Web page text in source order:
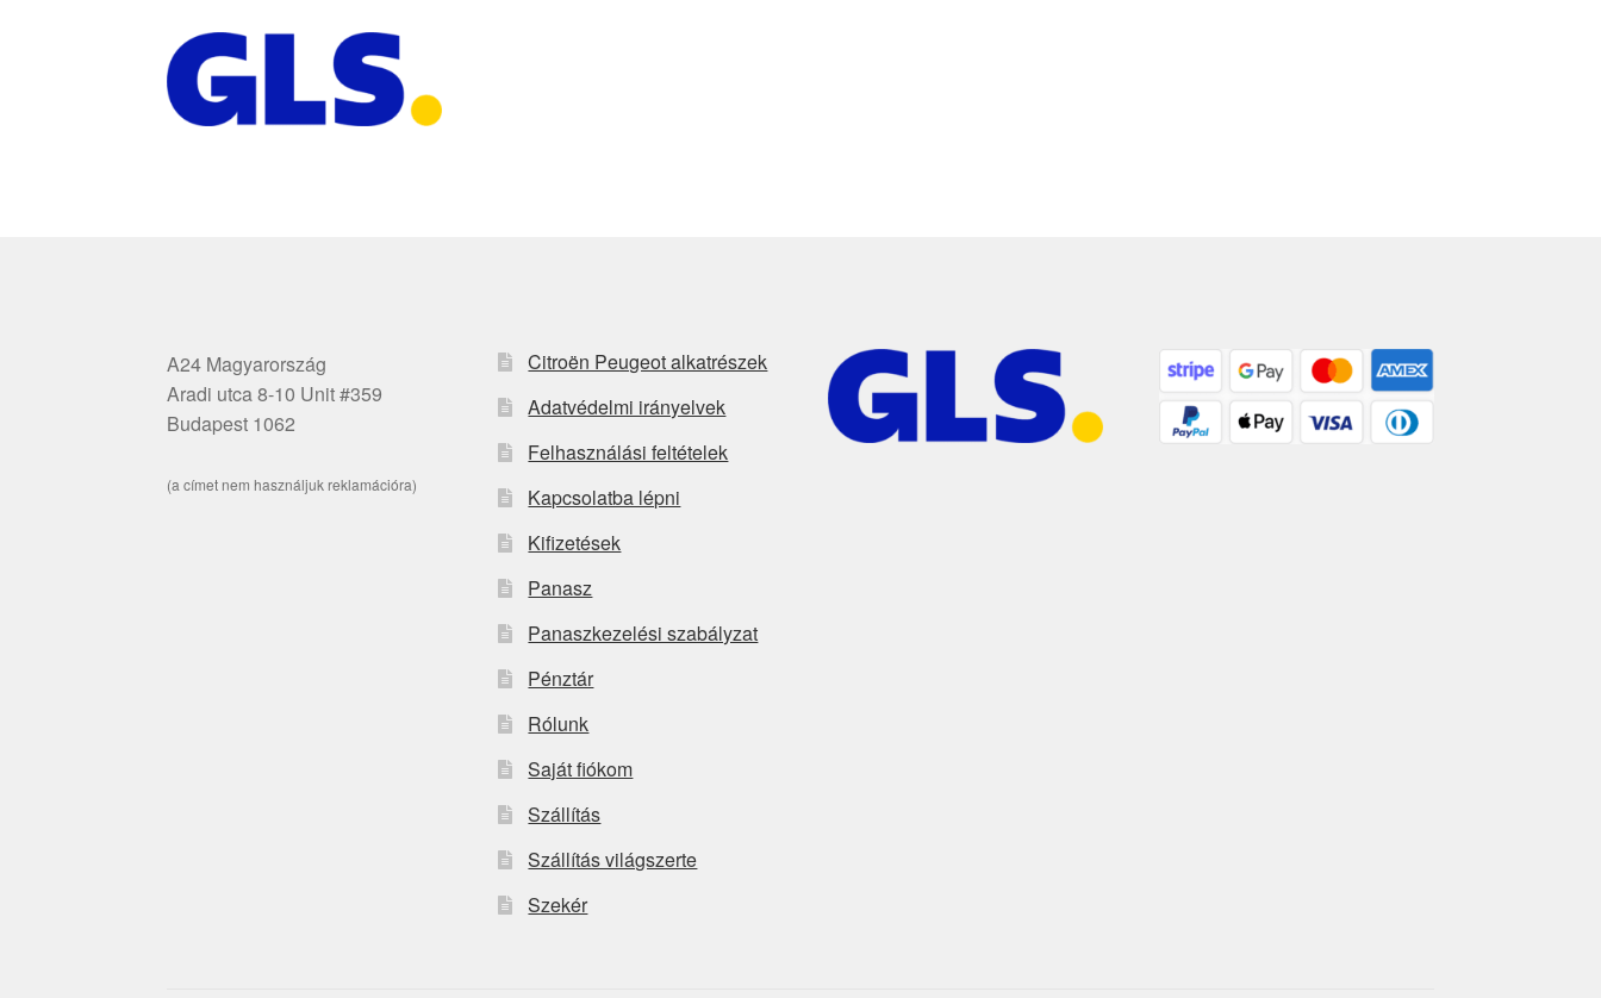
A24 Magyarország
Aradi utca 8-10 Unit #359
Budapest 1062
(a címet nem használjuk reklamációra)
Citroën Peugeot alkatrészek
Adatvédelmi irányelvek
Felhasználási feltételek
Kapcsolatba lépni
Kifizetések
Panasz
Panaszkezelési szabályzat
Pénztár
Rólunk
Saját fiókom
Szállítás
Szállítás világszerte
Szekér